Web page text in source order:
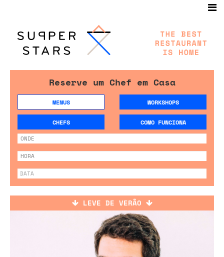
Reserve um Chef em Casa
MENUS WORKSHOPS
CHEFS COMO FUNCIONA
LEVE DE VERÃO